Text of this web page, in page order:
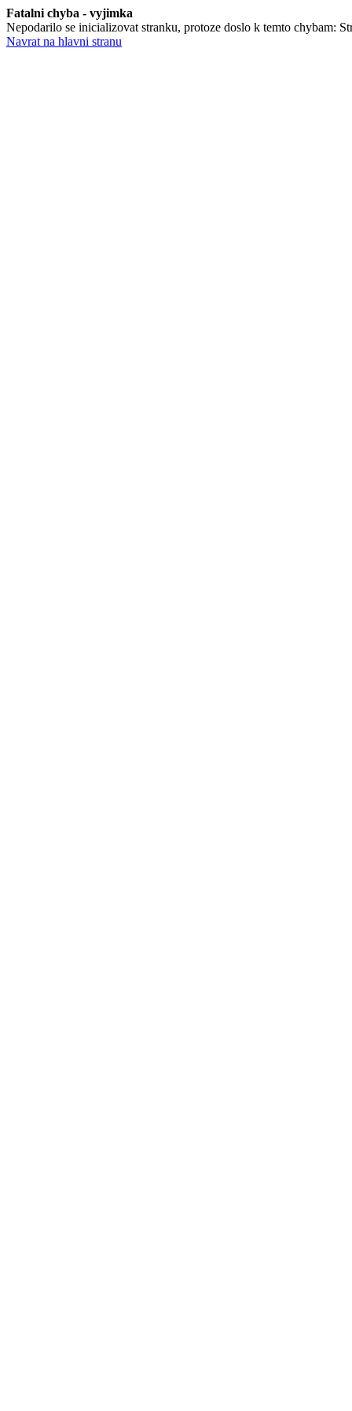
Fatalni chyba - vyjimka
Nepodarilo se inicializovat stranku, protoze doslo k temto chybam:
Navrat na hlavni stranu